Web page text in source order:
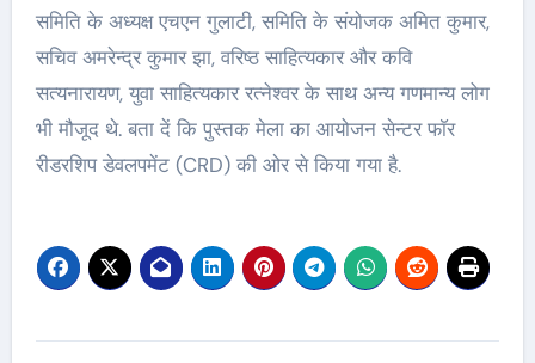
समिति के अध्यक्ष एचएन गुलाटी, समिति के संयोजक अमित कुमार,
सचिव अमरेन्द्र कुमार झा, वरिष्ठ साहित्यकार और कवि
सत्यनारायण, युवा साहित्यकार रत्नेश्वर के साथ अन्य गणमान्य लोग
भी मौजूद थे. बता दें कि पुस्तक मेला का आयोजन सेन्टर फाॅर
रीडरशिप डेवलपमेंट (CRD) की ओर से किया गया है.